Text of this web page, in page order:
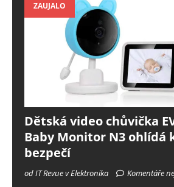
ZAUJALO
Dětská video chůvička
Baby Monitor N3 ohlídá
bezpečí
od IT Revue v Elektronika Komentáře